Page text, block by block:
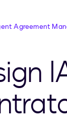
Agreement